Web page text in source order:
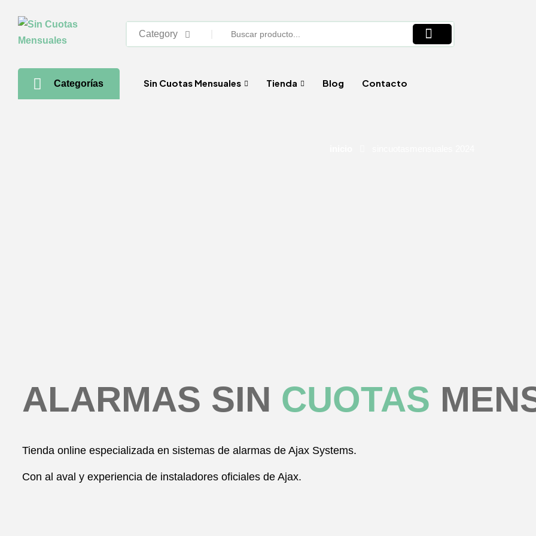
Category
Categorías Sin Cuotas Mensuales Tienda Blog Contacto
ALARMAS SIN CUOTAS
Tienda online especializada en sistemas de alarmas de Ajax Systems.
Con al aval y experiencia de instaladores oficiales de Ajax.